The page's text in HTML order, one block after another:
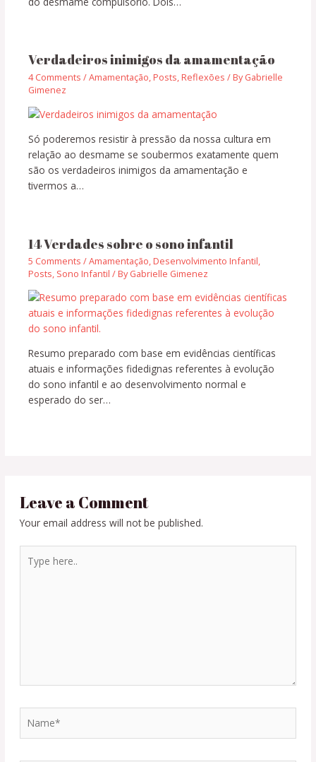
Verdadeiros inimigos da amamentação
4 Comments /Amamentação, Posts, Reflexões / ByGabrielle
Gimenez
Só poderemos resistir à pressão da nossa cultura em
relação ao desmame se soubermos exatamente quem
são os verdadeiros inimigos da amamentação e
tivermos a…
14 Verdades sobre o sono infantil
5 Comments /Amamentação, Desenvolvimento Infantil,
Posts, Sono Infantil / ByGabrielle Gimenez
Resumo preparado com base em evidências científicas
atuais e informações fidedignas referentes à evolução
do sono infantil e ao desenvolvimento normal e
esperado do ser…
Leave a Comment
Your email address will not be published.